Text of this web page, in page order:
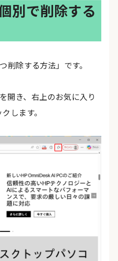
別で削除する
削除する方法」です。
開き、右上のお気に入り
します。